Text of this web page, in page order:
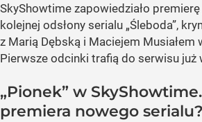
SkyShowtime zapowiedziało premierę
kolejnej odsłony serialu „Śleboda”,
z Marią Dębską i Maciejem Musiałem
Pierwsze odcinki trafią do serwisu już
„Pionek” w
premiera nowego serialu?